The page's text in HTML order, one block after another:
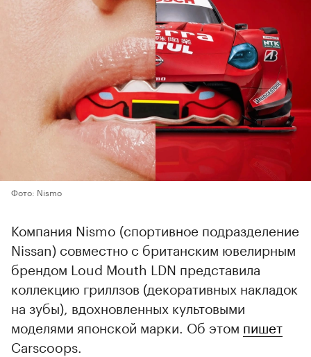
Фото: Nismo
Компания Nismo (спортивное подразделение
Nissan) совместно с британским ювелирным
брендом Loud Mouth LDN представила
коллекцию гриллзов (декоративных накладок
на зубы), вдохновленных культовыми
моделями японской марки. Об этом пишет
Carscoops.